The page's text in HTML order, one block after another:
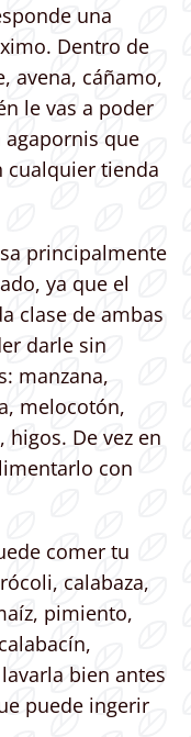
una
Dentro de
avena, cáñamo,
le vas a poder
que
cualquier tienda
principalmente
ya que el
clase de ambas
darle sin
manzana,
melocotón,
De vez en
con
comer tu
calabaza,
pimiento,
bien antes
puede ingerir